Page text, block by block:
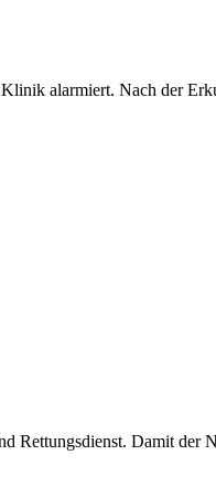
alarmiert. Nach der
Damit der